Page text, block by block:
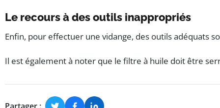
Le recours à des outils inappropriés
Enfin, pour effectuer une vidange, des outils adéquats
Il est également à noter que le filtre à huile doit être